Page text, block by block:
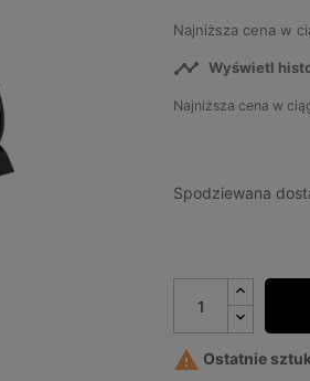
Najniższa cena w
 Wyświetl
Najniższa cena w
Spodziewana
 Ostatnie